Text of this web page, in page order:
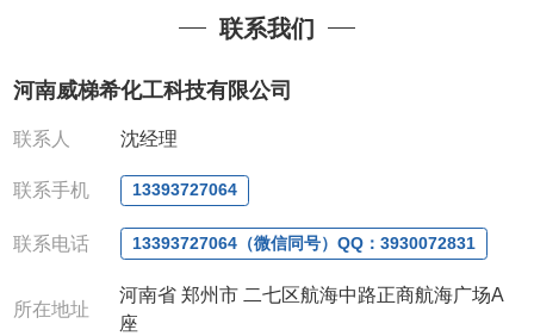
:13393727064
欢迎致电,或QQ
联系我们
河南威梯希化工科技有限公司
联系人 沈经理
联系手机 13393727064
联系电话 13393727064（微信同号）QQ：3930072831
所在地址
河南省 郑州市 二七区航海中路正商航海广场A
座